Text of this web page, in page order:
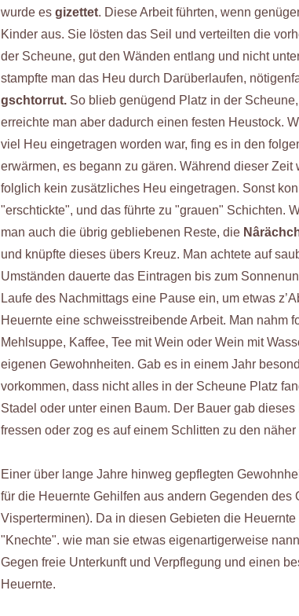
wurde es gizettet. Diese Arbeit führten, wenn
Kinder aus. Sie lösten das Seil und verteilten die
der Scheune, gut den Wänden entlang und nicht
stampfte man das Heu durch Darüberlaufen,
gschtorrut. So blieb genügend Platz in der
erreichte man aber dadurch einen festen Heustock.
viel Heu eingetragen worden war, fing es in den
erwärmen, es begann zu gären. Während dieser Zeit
folglich kein zusätzliches Heu eingetragen. Sonst
"erschtickte", und das führte zu "grauen" Schichten.
man auch die übrig gebliebenen Reste, die
und knüpfte dieses übers Kreuz. Man achtete auf
Umständen dauerte das Eintragen bis zum
Laufe des Nachmittags eine Pause ein, um etwas
Heuernte eine schweisstreibende Arbeit. Man nahm
Mehlsuppe, Kaffee, Tee mit Wein oder Wein mit
eigenen Gewohnheiten. Gab es in einem Jahr
vorkommen, dass nicht alles in der Scheune Platz
Stadel oder unter einen Baum. Der Bauer gab
fressen oder zog es auf einem Schlitten zu den
Einer über lange Jahre hinweg gepflegten
für die Heuernte Gehilfen aus andern Gegenden des
Visperterminen). Da in diesen Gebieten die
"Knechte". wie man sie etwas eigenartigerweise
Gegen freie Unterkunft und Verpflegung und einen
Heuernte.